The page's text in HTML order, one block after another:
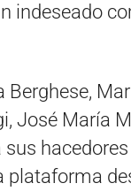
indeseado
José María
plataforma